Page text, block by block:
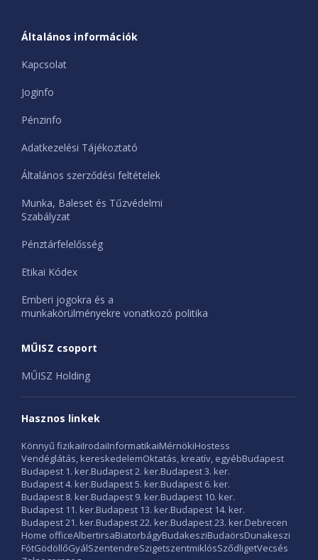
Általános információk
Kapcsolat
Joginfo
Pénzinfo
Adatkezelési Tájékoztató
Általános szerződési feltételek
Munka, Baleset és Tűzvédelmi
Szabályzat
Pénztárfelelősség
Etikai Kódex
Emberi jogokra és a
munkakörülményekre vonatkozó politika
MŰISZ csoport
MŰISZ Holding
Hasznos linkek
Könnyű fizikaiIrodaiInformatikaiMérnökiHostess
Vendéglátás, kereskedelemOktatás, kreatív, egyébBudapest
Budapest 1. ker.Budapest 2. ker.Budapest 3. ker.
Budapest 4. ker.Budapest 5. ker.Budapest 6. ker.
Budapest 8. ker.Budapest 9. ker.Budapest 10. ker.
Budapest 11. ker.Budapest 13. ker.Budapest 14. ker.
Budapest 21. ker.Budapest 22. ker.Budapest 23. ker.Debrecen
Home officeAlbertirsaBiatorbágyBudakesziBudaörsDunakeszi
FótGödöllőGyálSzentendreSzigetszentmiklósSződligetVecsés